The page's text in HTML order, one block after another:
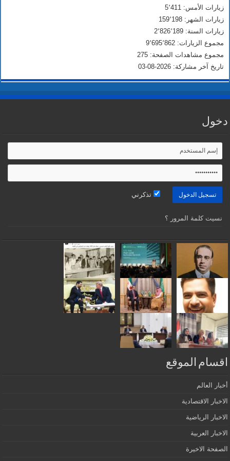
زيارات الأمس: 5٬411
زيارات الشهر: 159٬198
زيارات السنة: 2٬826٬189
مجموع الزيارات: 9٬695٬862
مجموع مشاهدات الصفحة: 275
تاريخ آخر مشاركة: 2026-08-03
دخول
تذكرني
نسيت كلمة المرور ؟
اقسام الموقع
أخبار العالم
الاخبار الاقتصادية
الاخبار الرياضية
الاخبار العربية
الصفحة الاخيرة